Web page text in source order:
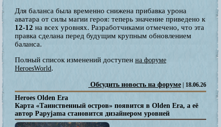
Для баланса была временно снижена прибавка урона
аватара от силы магии героя: теперь значение приведено к
12-12 на всех уровнях. Разработчиками отмечено, что эта
правка сделана перед будущим крупным обновлением
баланса.
Полный список изменений доступен на форуме
HeroesWorld.
Обсудить новость на форуме | 18.06.26
Heroes Olden Era
Карта «Таинственный остров» появится в Olden Era, а её
автор Papyjama становится дизайнером уровней